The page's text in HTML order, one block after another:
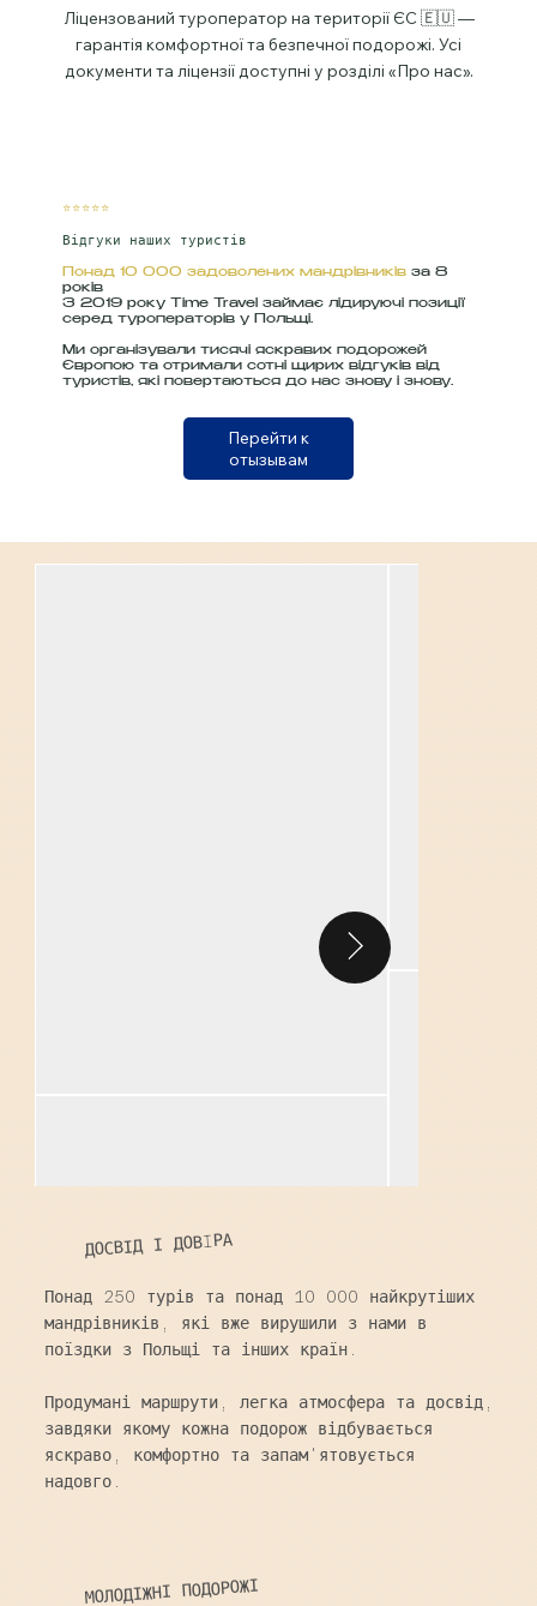
Ліцензований туроператор на території ЄС 🇪🇺 —
гарантія комфортної та безпечної подорожі. Усі
документи та ліцензії доступні у розділі «Про нас».
⭐⭐⭐⭐⭐
Відгуки наших туристів
Понад 10 000 задоволених мандрівників за 8
років
З 2019 року Time Travel займає лідируючі позиції
серед туроператорів у Польщі.
Ми організували тисячі яскравих подорожей
Європою та отримали сотні щирих відгуків від
туристів, які повертаються до нас знову і знову.
Перейти к
отызывам
ДОСВІД І ДОВIРА
Понад 250 турів та понад 10 000 найкрутіших
мандрівників, які вже вирушили з нами в
поїздки з Польщі та інших країн.
Продумані маршрути, легка атмосфера та досвід,
завдяки якому кожна подорож відбувається
яскраво, комфортно та запам'ятовується
надовго.
МОЛОДІЖНІ ПОДОРОЖІ